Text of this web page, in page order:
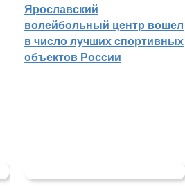
Ярославский
волейбольный центр вошел
в число лучших спортивных
объектов России